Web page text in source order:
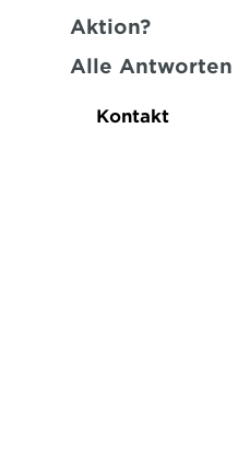
Aktion?
Alle Antworten
Kontakt